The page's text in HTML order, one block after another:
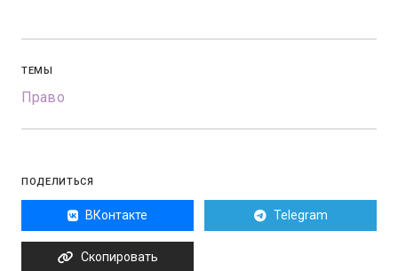
ТЕМЫ
Право
ПОДЕЛИТЬСЯ
ВКонтакте Telegram
Скопировать